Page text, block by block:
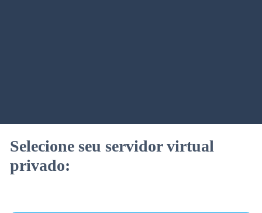
Selecione seu servidor virtual
privado: